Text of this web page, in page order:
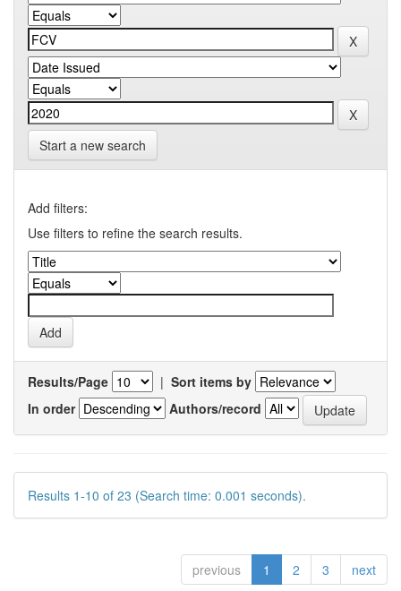
Start a new search
Add filters:
Use filters to refine the search results.
Results/Page | Sort items by
In order
Authors/record
Results 1-10 of 23 (Search time: 0.001 seconds).
previous 1 2 3 next